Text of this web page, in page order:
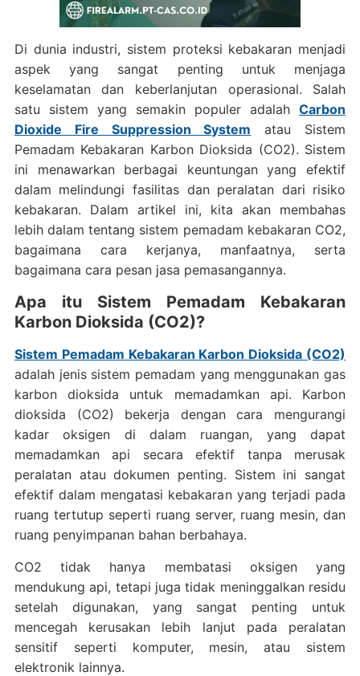
Di dunia industri, sistem proteksi kebakaran menjadi
aspek yang sangat penting untuk menjaga
keselamatan dan keberlanjutan operasional. Salah
satu sistem yang semakin populer adalahCarbon
Dioxide Fire Suppression System atau Sistem
Pemadam Kebakaran Karbon Dioksida (CO2). Sistem
ini menawarkan berbagai keuntungan yang efektif
dalam melindungi fasilitas dan peralatan dari risiko
kebakaran. Dalam artikel ini, kita akan membahas
lebih dalam tentang sistem pemadam kebakaran CO2,
bagaimana cara kerjanya, manfaatnya, serta
bagaimana cara pesan jasa pemasangannya.
Apa itu Sistem Pemadam Kebakaran
Karbon Dioksida (CO2)?
Sistem Pemadam Kebakaran Karbon Dioksida (CO2)
adalah jenis sistem pemadam yang menggunakan gas
karbon dioksida untuk memadamkan api. Karbon
dioksida (CO2) bekerja dengan cara mengurangi
kadar oksigen di dalam ruangan, yang dapat
memadamkan api secara efektif tanpa merusak
peralatan atau dokumen penting. Sistem ini sangat
efektif dalam mengatasi kebakaran yang terjadi pada
ruang tertutup seperti ruang server, ruang mesin, dan
ruang penyimpanan bahan berbahaya.
CO2 tidak hanya membatasi oksigen yang
mendukung api, tetapi juga tidak meninggalkan residu
setelah digunakan, yang sangat penting untuk
mencegah kerusakan lebih lanjut pada peralatan
sensitif seperti komputer, mesin, atau sistem
elektronik lainnya.